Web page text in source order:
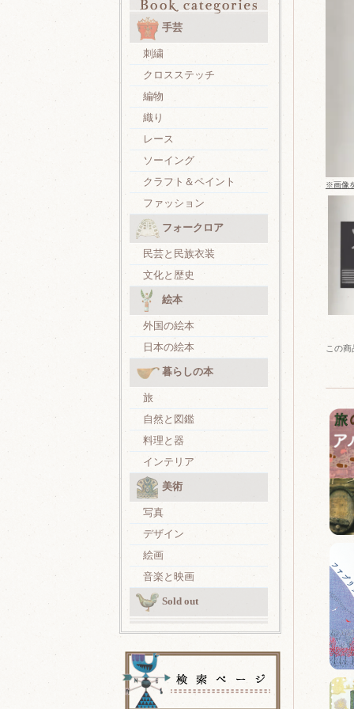
手芸
刺繍
クロスステッチ
編物
織り
レース
ソーイング
クラフト＆ペイント
ファッション
フォークロア
民芸と民族衣装
文化と歴史
絵本
外国の絵本
日本の絵本
暮らしの本
旅
自然と図鑑
料理と器
インテリア
美術
写真
デザイン
絵画
音楽と映画
Sold out
※画像
この